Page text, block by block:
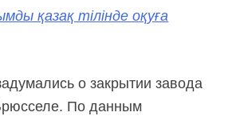
қазақ тілінде оқуға
о закрытии завода
По данным